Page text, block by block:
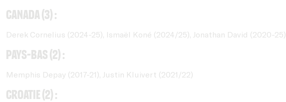
Canada (3) :
Derek Cornelius (2024-25), Ismaël Koné (2024/25), Jonathan David (2020-25)
Pays-Bas (2) :
Memphis Depay (2017-21), Justin Kluivert (2021/22)
Croatie (2) :